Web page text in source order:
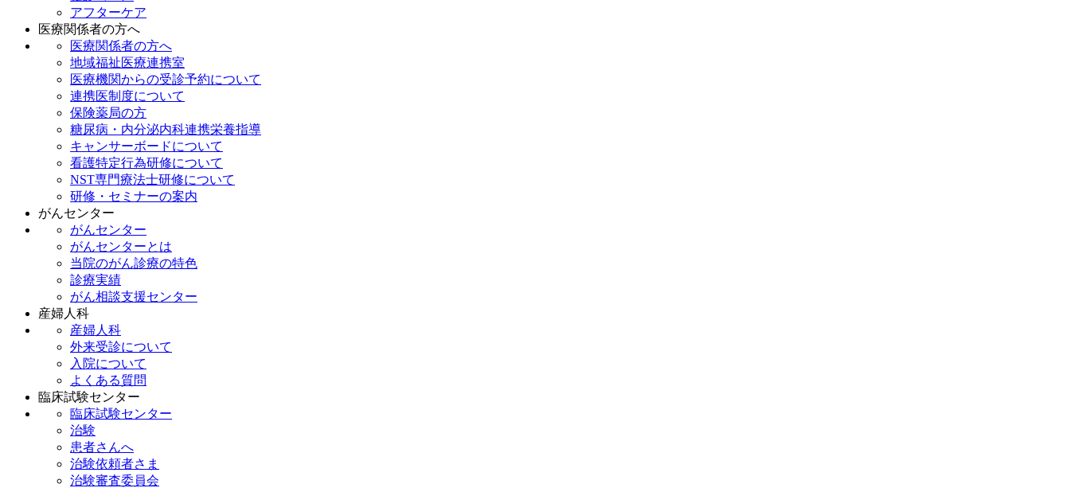
アフターケア
医療関係者の方へ
医療関係者の方へ
地域福祉医療連携室
医療機関からの受診予約について
連携医制度について
保険薬局の方
糖尿病・内分泌内科連携栄養指導
キャンサーボードについて
看護特定行為研修について
NST専門療法士研修について
研修・セミナーの案内
がんセンター
がんセンター
がんセンターとは
当院のがん診療の特色
診療実績
がん相談支援センター
産婦人科
産婦人科
外来受診について
入院について
よくある質問
臨床試験センター
臨床試験センター
治験
患者さんへ
治験依頼者さま
治験審査委員会